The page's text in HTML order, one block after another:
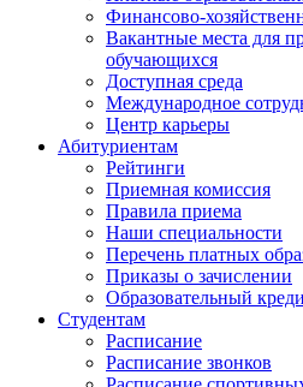
Финансово-
Вакантные места для
обучающихся
Доступная среда
Международное
Центр карьеры
Абитуриентам
Рейтинги
Приемная комиссия
Правила приема
Наши специальности
Перечень платных
Приказы о зачислении
Образовательный
Студентам
Расписание
Расписание звонков